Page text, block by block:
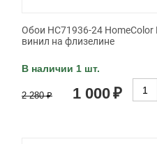
Обои HC71936-24
винил на флизелине
В наличии 1 шт.
2 280 ₽ 1 000₽